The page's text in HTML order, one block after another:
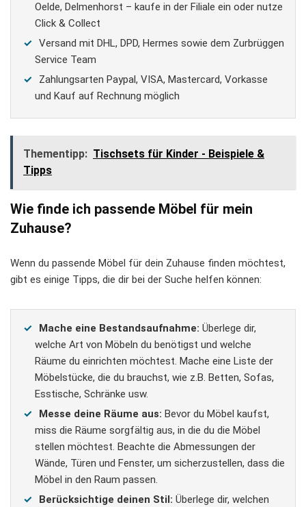
Oelde, Delmenhorst – kaufe in der Filiale ein oder nutze
Click & Collect
Versand mit DHL, DPD, Hermes sowie dem Zurbrüggen
Service Team
Zahlungsarten Paypal, VISA, Mastercard, Vorkasse
und Kauf auf Rechnung möglich
Thementipp: Tischsets für Kinder - Beispiele &
Tipps
Wie finde ich passende Möbel für mein
Zuhause?
Wenn du passende Möbel für dein Zuhause finden möchtest,
gibt es einige Tipps, die dir bei der Suche helfen können:
Mache eine Bestandsaufnahme: Überlege dir,
welche Art von Möbeln du benötigst und welche
Räume du einrichten möchtest. Mache eine Liste der
Möbelstücke, die du brauchst, wie z.B. Betten, Sofas,
Esstische, Schränke usw.
Messe deine Räume aus: Bevor du Möbel kaufst,
miss die Räume sorgfältig aus, in die du die Möbel
stellen möchtest. Beachte die Abmessungen der
Wände, Türen und Fenster, um sicherzustellen, dass die
Möbel in den Raum passen.
Berücksichtige deinen Stil: Überlege dir, welchen